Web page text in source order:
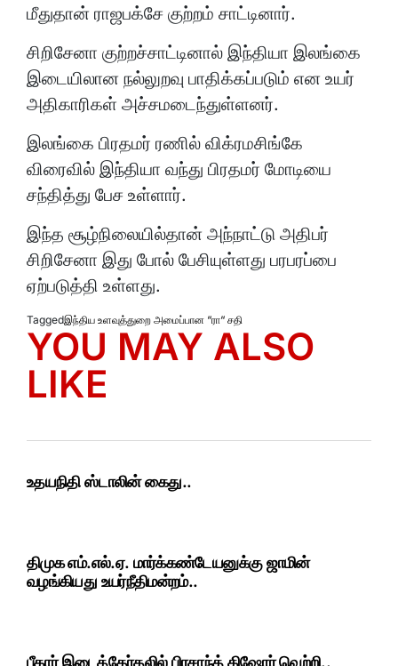
மீதுதான் ராஜபக்சே குற்றம் சாட்டினார்.
சிறிசேனா குற்றச்சாட்டினால் இந்தியா இலங்கை
இடையிலான நல்லுறவு பாதிக்கப்படும் என உயர்
அதிகாரிகள் அச்சமடைந்துள்ளனர்.
இலங்கை பிரதமர் ரணில் விக்ரமசிங்கே
விரைவில் இந்தியா வந்து பிரதமர் மோடியை
சந்தித்து பேச உள்ளார்.
இந்த சூழ்நிலையில்தான் அந்நாட்டு அதிபர்
சிறிசேனா இது போல் பேசியுள்ளது பரபரப்பை
ஏற்படுத்தி உள்ளது.
Taggedஇந்திய உளவுத்துறை அமைப்பான “ரா“ சதி
YOU MAY ALSO
LIKE
உதயநிதி ஸ்டாலின் கைது..
திமுக எம்.எல்.ஏ. மார்க்கண்டேயனுக்கு ஜாமின்
வழங்கியது உயர்நீதிமன்றம்..
பீகார் இடைத்தேர்தலில் பிரசாந்த் கிஷோர் வெற்றி..